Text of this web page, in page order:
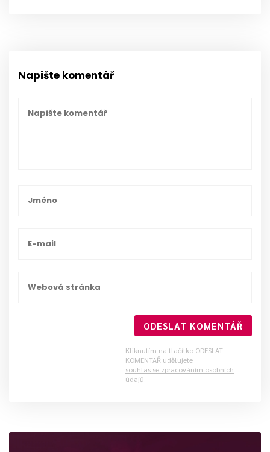
Napište komentář
ODESLAT KOMENTÁŘ
Kliknutím na tlačítko ODESLAT
KOMENTÁŘ udělujete
souhlas se zpracováním osobních
údajů.